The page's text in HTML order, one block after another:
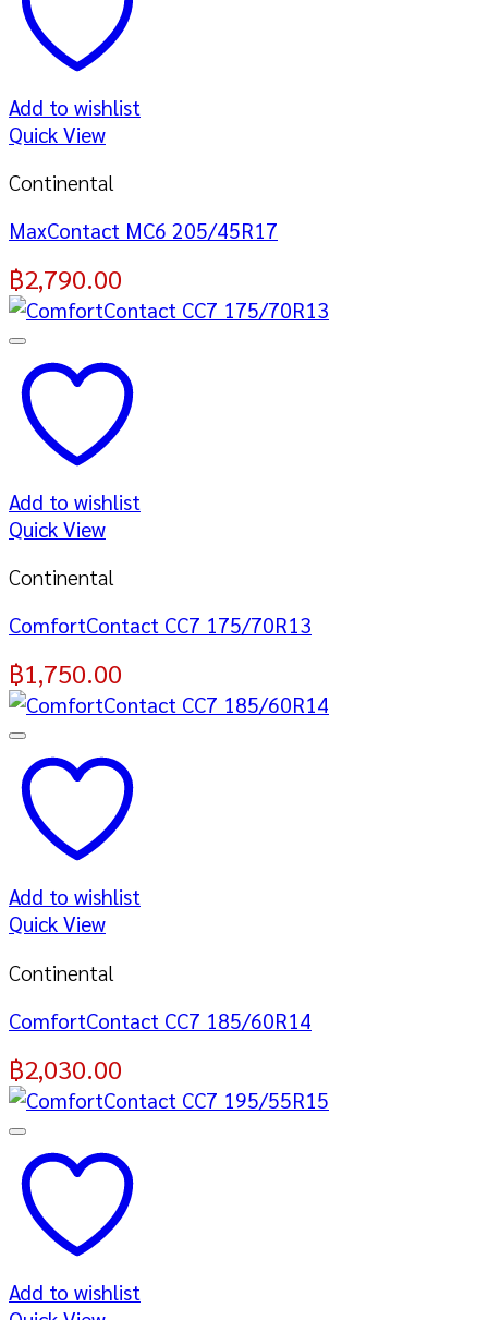
Add to wishlist
Quick View
Continental
MaxContact MC6 205/45R17
฿2,790.00
Add to wishlist
Quick View
Continental
ComfortContact CC7 175/70R13
฿1,750.00
Add to wishlist
Quick View
Continental
ComfortContact CC7 185/60R14
฿2,030.00
Add to wishlist